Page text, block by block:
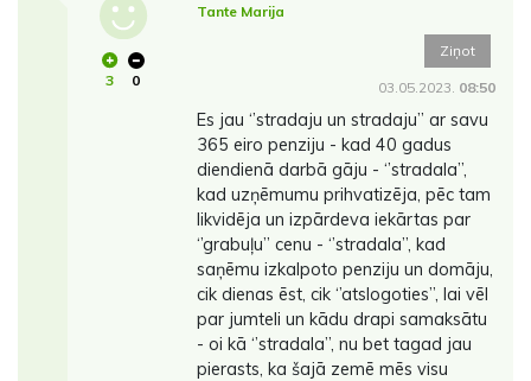
3 0
Tante Marija
Ziņot
03.05.2023. 08:50
Es jau ‘’stradaju un stradaju’’ ar savu
365 eiro penziju - kad 40 gadus
diendienā darbā gāju - ‘’stradala’’,
kad uzņēmumu prihvatizēja, pēc tam
likvidēja un izpārdeva iekārtas par
‘’grabuļu’’ cenu - ‘’stradala’’, kad
saņēmu izkalpoto penziju un domāju,
cik dienas ēst, cik ‘’atslogoties’’, lai vēl
par jumteli un kādu drapi samaksātu
- oi kā ‘’stradala’’, nu bet tagad jau
pierasts, ka šajā zemē mēs visu